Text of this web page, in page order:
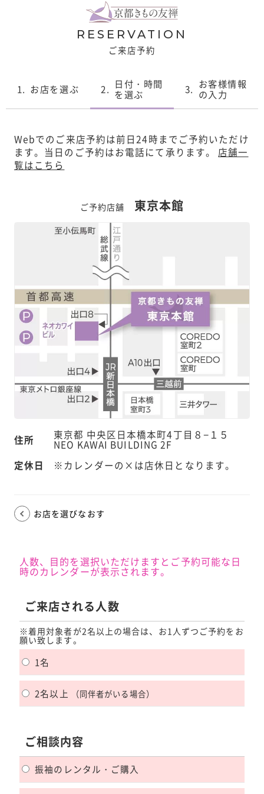
RESERVATION
ご来店予約
1. お店を選ぶ 2. 日付・時間
を選ぶ 3. お客様情報
の入力
Webでのご来店予約は前日24時までご予約いただけ
ます。 当日のご予約はお電話にて承ります。 店舗一
覧はこちら
ご予約店舗 東京本館
住所 東京都 中央区日本橋本町4丁目８−１５
NEO KAWAI BUILDING 2F
定休日
※カレンダーの×は店休日となります。
お店を選びなおす
人数、目的を選択いただけますとご予約可能な日
時のカレンダーが表示されます。
ご来店される人数
※着用対象者が2名以上の場合は、お1人ずつご予約をお
願い致します。
1名
2名以上 （同伴者がいる場合）
ご相談内容
振袖のレンタル・ご購入